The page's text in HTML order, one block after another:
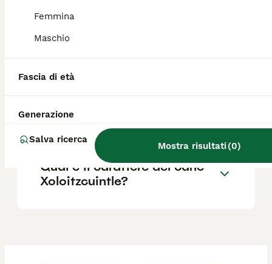
Femmina
Maschio
Fascia di età
Generazione
Salva ricerca
Mostra risultati(0)
Xoloitzcuintle?
in Italia?
Qual è il carattere del cane
Xoloitzcuintle?